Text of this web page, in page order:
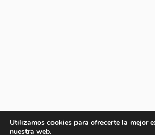
Utilizamos cookies para ofrecerte la mejor
nuestra web.